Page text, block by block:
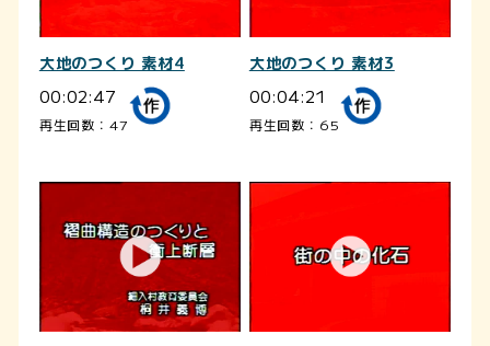
大地のつくり 素材4
00:02:47
再生回数：47
大地のつくり 素材3
00:04:21
再生回数：65